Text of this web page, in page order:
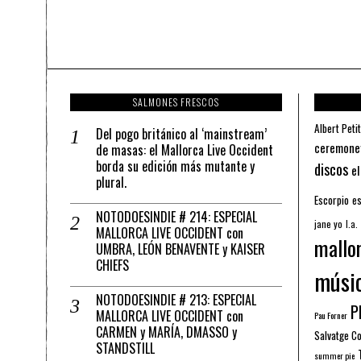
SALMONES FRESCOS
Del pogo británico al ‘mainstream’
de masas: el Mallorca Live Occident
borda su edición más mutante y
plural.
NOTODOESINDIE # 214: ESPECIAL
MALLORCA LIVE OCCIDENT con
UMBRA, LEÓN BENAVENTE y KAISER
CHIEFS
NOTODOESINDIE # 213: ESPECIAL
MALLORCA LIVE OCCIDENT con
CARMEN y MARÍA, DMASSO y
STANDSTILL
Albert Petit
discos
Escorpio
jane yo l.a.
Pau Forner
Salvatge
summer pie